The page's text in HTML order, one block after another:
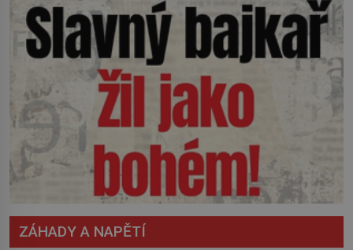
ZÁHADY A NAPĚTÍ